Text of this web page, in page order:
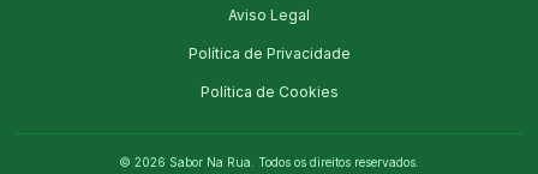
Aviso Legal
Política de Privacidade
Política de Cookies
© 2026 Sabor Na Rua. Todos os direitos reservados.